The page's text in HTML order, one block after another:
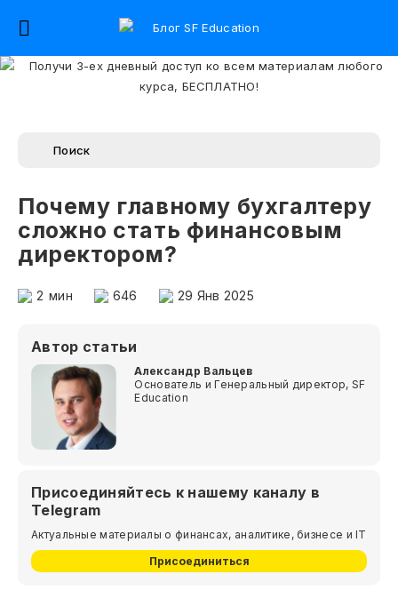
Почему главному бухгалтеру
сложно стать финансовым
директором?
2 мин 646 29 Янв 2025
Автор статьи
Александр Вальцев
Основатель и Генеральный директор, SF
Education
Присоединяйтесь к нашему каналу в
Telegram
Актуальные материалы о финансах, аналитике, бизнесе и IT
Присоединиться